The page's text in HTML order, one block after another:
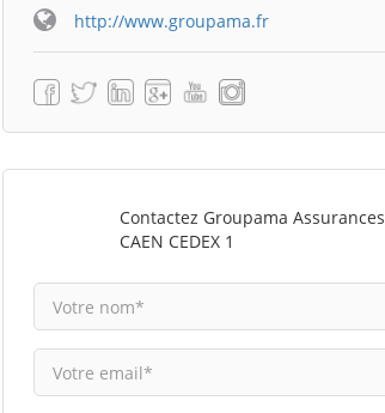
http://www.groupama.fr
Contactez Groupama Assurances
CAEN CEDEX 1